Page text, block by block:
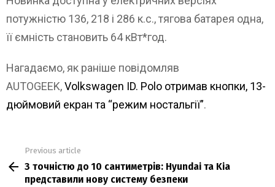
потужністю 136, 218 і 286 к.с., тягова батарея одна,
її ємність становить 64 кВт*год.
Нагадаємо, як раніше повідомляв
AUTOGEEK,Volkswagen ID. Polo отримав кнопки, 13-
дюймовий екран та “режим ностальгії”.
more
Previous article
З точністю до 10 сантиметрів: Hyundai та Kia
представили нову систему безпеки